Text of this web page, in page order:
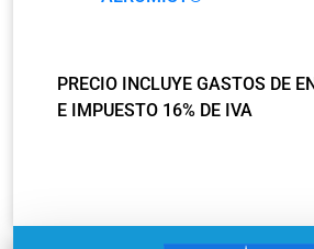
PRECIO INCLUYE GASTOS DE
E IMPUESTO 16% DE IVA